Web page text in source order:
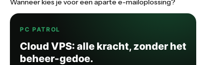
Wanneer kies je voor een aparte e-mailoplossing?
PC PATROL
Cloud VPS: alle kracht, zonder het
beheer-gedoe.